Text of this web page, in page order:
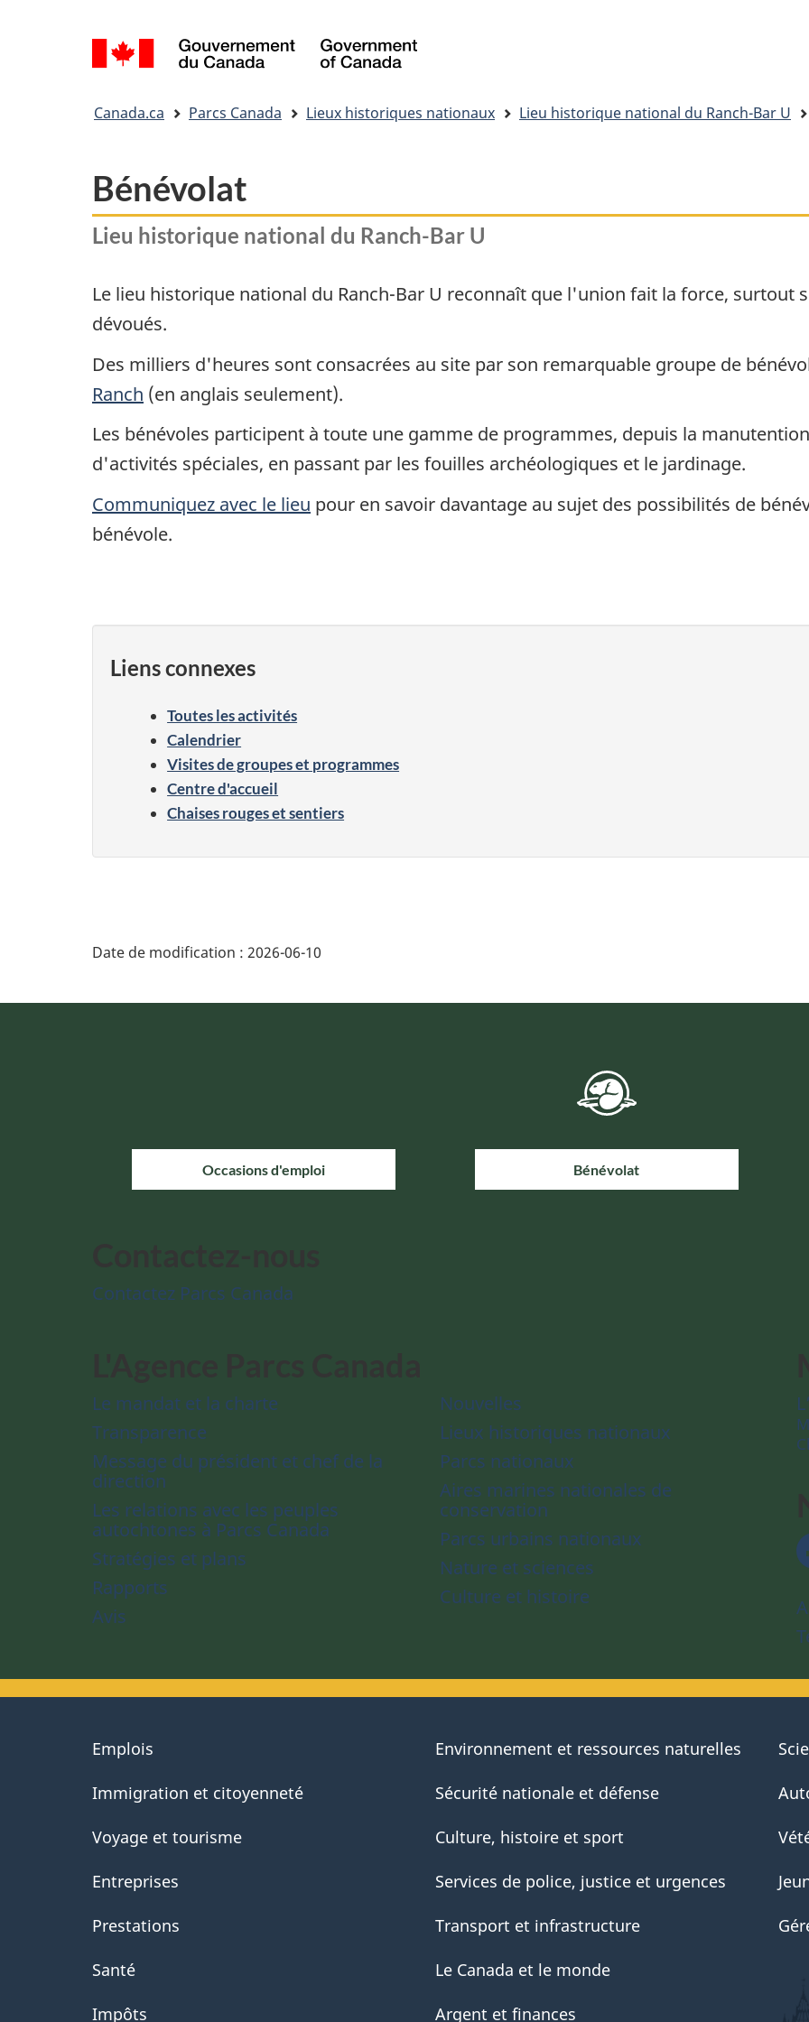
du
HTML
de
la
langue
/
Canada.ca Parcs Canada Lieux historiques nationaux Lieu historique national du Ranch-Bar U
Bénévolat
Lieu historique national du Ranch-Bar U
Le lieu historique national du Ranch-Bar U reconnaît que l'union fait la force, surtout
dévoués.
Des milliers d'heures sont consacrées au site par son remarquable groupe de
Ranch (en anglais seulement).
Les bénévoles participent à toute une gamme de programmes, depuis la
d'activités spéciales, en passant par les fouilles archéologiques et le jardinage.
Communiquez avec le lieu pour en savoir davantage au sujet des possibilités de
bénévole.
Liens connexes
Toutes les activités
Calendrier
Visites de groupes et programmes
Centre d'accueil
Chaises rouges et sentiers
Date de modification : 2026-06-10
Occasions d'emploi Bénévolat
Contactez Parcs Canada
Le mandat et la charte
Transparence
Message du président et chef de la
direction
Les relations avec les peuples
autochtones à Parcs Canada
Stratégies et plans
Rapports
Avis
Nouvelles
Lieux historiques nationaux
Parcs nationaux
Aires marines nationales de
conservation
Parcs urbains nationaux
Nature et sciences
Culture et histoire
About
Emplois
Immigration et citoyenneté
Voyage et tourisme
Entreprises
Prestations
Santé
Impôts
Environnement et ressources naturelles
Sécurité nationale et défense
Culture, histoire et sport
Services de police, justice et urgences
Transport et infrastructure
Le Canada et le monde
Argent et finances